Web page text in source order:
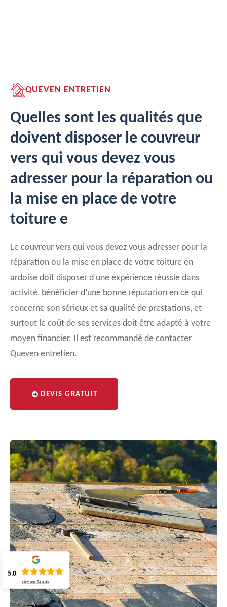
QUEVEN ENTRETIEN
Quelles sont les qualités que
doivent disposer le couvreur
vers qui vous devez vous
adresser pour la réparation ou
la mise en place de votre
toiture e
Le couvreur vers qui vous devez vous adresser pour la
réparation ou la mise en place de votre toiture en
ardoise doit disposer d’une expérience réussie dans
activité, bénéficier d’une bonne réputation en ce qui
concerne son sérieux et sa qualité de prestations, et
surtout le coût de ses services doit être adapté à votre
moyen financier. Il est recommandé de contacter
Queven entretien.
DEVIS GRATUIT
5.0
Lire nos84 avis